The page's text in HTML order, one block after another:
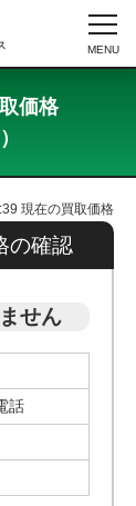
価格
現在の買取価格
の確認
せん
話